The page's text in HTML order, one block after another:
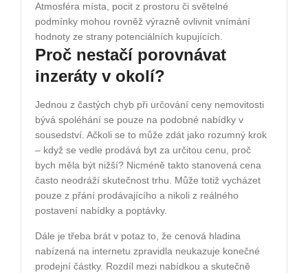
Atmosféra místa, pocit z prostoru či světelné
podmínky mohou rovněž výrazně ovlivnit vnímání
hodnoty ze strany potenciálních kupujících.
Proč nestačí porovnávat
inzeráty v okolí?
Jednou z častých chyb při určování ceny nemovitosti
bývá spoléhání se pouze na podobné nabídky v
sousedství. Ačkoli se to může zdát jako rozumný krok
– když se vedle prodává byt za určitou cenu, proč
bych měla být nižší? Nicméně takto stanovená cena
často neodráží skutečnost trhu. Může totiž vycházet
pouze z přání prodávajícího a nikoli z reálného
postavení nabídky a poptávky.
Dále je třeba brát v potaz to, že cenová hladina
nabízená na internetu zpravidla neukazuje konečné
prodejní částky. Rozdíl mezi nabídkou a skutečně